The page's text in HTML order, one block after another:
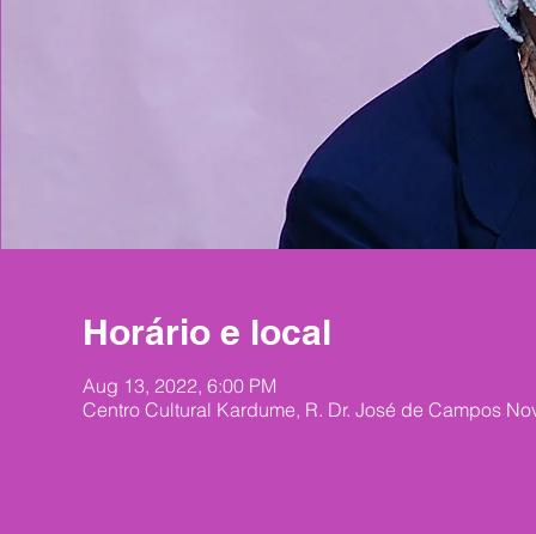
Horário e local
Aug 13, 2022, 6:00 PM
Centro Cultural Kardume, R. Dr. José de Campos